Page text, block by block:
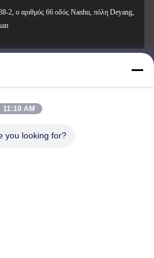
2, ο αριθμός 66 οδός Nanhu, πόλη Deyang,
11:10 AM
you looking for?